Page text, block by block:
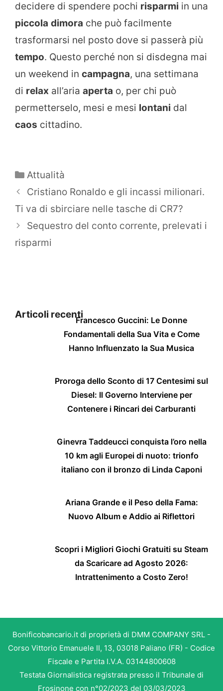
decidere di spendere pochi risparmi in una
piccola dimora che può facilmente
trasformarsi nel posto dove si passerà più
tempo. Questo perché non si disdegna mai
un weekend in campagna, una settimana
di relax all’aria aperta o, per chi può
permetterselo, mesi e mesi lontani dal
caos cittadino.
Categorie
Attualità
Cristiano Ronaldo e gli incassi milionari.
Ti va di sbirciare nelle tasche di CR7?
Sequestro del conto corrente, prelevati i
risparmi
Articoli recentiFrancesco Guccini: Le Donne
Fondamentali della Sua Vita e Come
Hanno Influenzato la Sua Musica
Proroga dello Sconto di 17 Centesimi sul
Diesel: Il Governo Interviene per
Contenere i Rincari dei Carburanti
Ginevra Taddeucci conquista l’oro nella
10 km agli Europei di nuoto: trionfo
italiano con il bronzo di Linda Caponi
Ariana Grande e il Peso della Fama:
Nuovo Album e Addio ai Riflettori
Scopri i Migliori Giochi Gratuiti su Steam
da Scaricare ad Agosto 2026:
Intrattenimento a Costo Zero!
Bonificobancario.it di proprietà di DMM COMPANY SRL -
Corso Vittorio Emanuele II, 13, 03018 Paliano (FR) - Codice
Fiscale e Partita I.V.A. 03144800608
Testata Giornalistica registrata presso il Tribunale di
Frosinone con n°02/2023 del 03/03/2023